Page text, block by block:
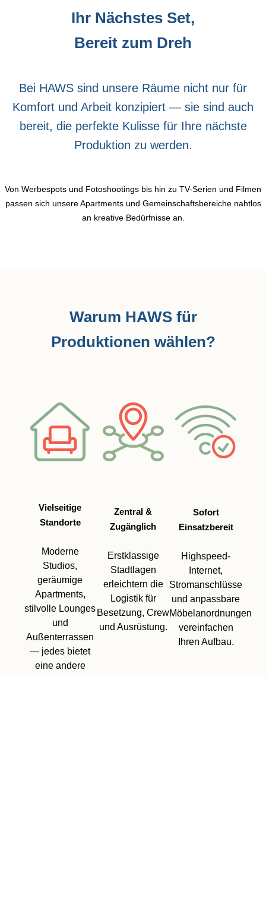
Ihr Nächstes Set,
Bereit zum Dreh
Bei HAWS sind unsere Räume nicht nur für
Komfort und Arbeit konzipiert — sie sind auch
bereit, die perfekte Kulisse für Ihre nächste
Produktion zu werden.
Von Werbespots und Fotoshootings bis hin zu TV-Serien und Filmen
passen sich unsere Apartments und Gemeinschaftsbereiche nahtlos
an kreative Bedürfnisse an.
Warum HAWS für
Produktionen wählen?
Vielseitige
Standorte
Moderne
Studios,
geräumige
Apartments,
stilvolle Lounges
und
Außenterrassen
— jedes bietet
eine andere
Zentral &
Zugänglich
Erstklassige
Stadtlagen
erleichtern die
Logistik für
Besetzung, Crew
und Ausrüstung.
Sofort
Einsatzbereit
Highspeed-
Internet,
Stromanschlüsse
und anpassbare
Möbelanordnungen
vereinfachen
Ihren Aufbau.